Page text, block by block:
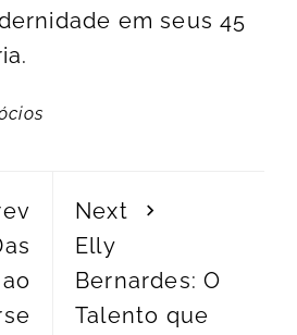
em seus 45
Next
Elly
Bernardes: O
Talento que